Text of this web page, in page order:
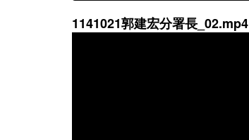
1141021郭建宏分署長_02.mp4